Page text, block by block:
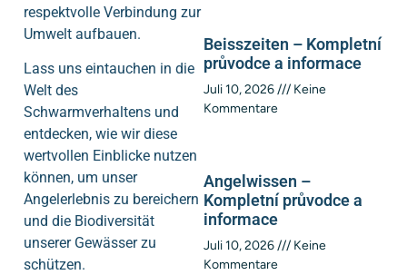
respektvolle Verbindung zur
Umwelt aufbauen.
Lass uns eintauchen in die
Welt des
Schwarmverhaltens und
entdecken, wie wir diese
wertvollen Einblicke nutzen
können, um unser
Angelerlebnis zu bereichern
und die Biodiversität
unserer Gewässer zu
schützen.
Beisszeiten – Kompletní
průvodce a informace
Juli 10, 2026
Keine
Kommentare
Angelwissen –
Kompletní průvodce a
informace
Juli 10, 2026
Keine
Kommentare